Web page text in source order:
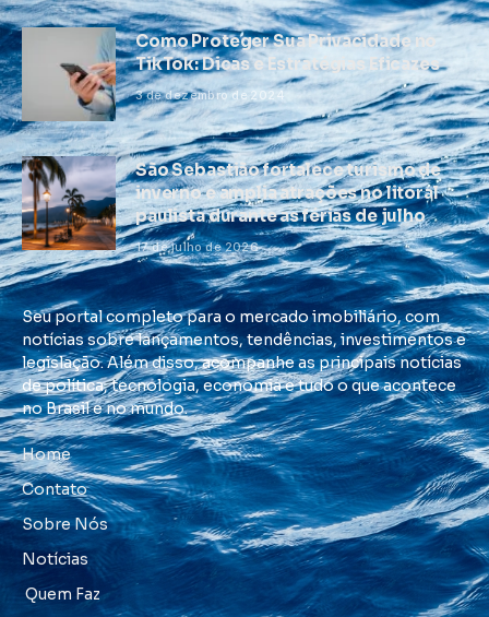
Como Proteger Sua Privacidade no
TikTok: Dicas e Estratégias Eficazes
3 de dezembro de 2024
São Sebastião fortalece turismo de
inverno e amplia atrações no litoral
paulista durante as férias de julho
17 de julho de 2026
Seu portal completo para o mercado imobiliário, com
notícias sobre lançamentos, tendências, investimentos e
legislação. Além disso, acompanhe as principais notícias
de política, tecnologia, economia e tudo o que acontece
no Brasil e no mundo.
Home
Contato
Sobre Nós
Notícias
Quem Faz